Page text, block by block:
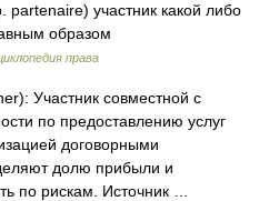
участник какой либо
образом
права
Участник совместной с
по предоставлению услуг
договорными
долю прибыли и
по рискам. Источник …